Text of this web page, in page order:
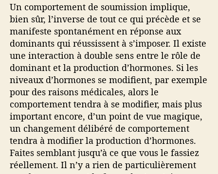
Un comportement de soumission implique,
bien sûr, l’inverse de tout ce qui précède et se
manifeste spontanément en réponse aux
dominants qui réussissent à s’imposer. Il existe
une interaction à double sens entre le rôle de
dominant et la production d’hormones. Si les
niveaux d’hormones se modifient, par exemple
pour des raisons médicales, alors le
comportement tendra à se modifier, mais plus
important encore, d’un point de vue magique,
un changement délibéré de comportement
tendra à modifier la production d’hormones.
Faites semblant jusqu’à ce que vous le fassiez
réellement. Il n’y a rien de particulièrement